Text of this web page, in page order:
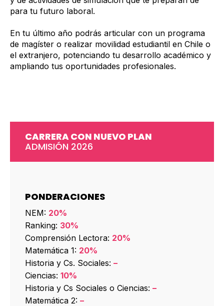
para tu futuro laboral.
En tu último año podrás articular con un programa
de magíster o realizar movilidad estudiantil en Chile o
el extranjero, potenciando tu desarrollo académico y
ampliando tus oportunidades profesionales.
CARRERA CON NUEVO PLAN
ADMISIÓN 2026
PONDERACIONES
NEM: 20%
Ranking: 30%
Comprensión Lectora: 20%
Matemática 1: 20%
Historia y Cs. Sociales: –
Ciencias: 10%
Historia y Cs Sociales o Ciencias: –
Matemática 2: –